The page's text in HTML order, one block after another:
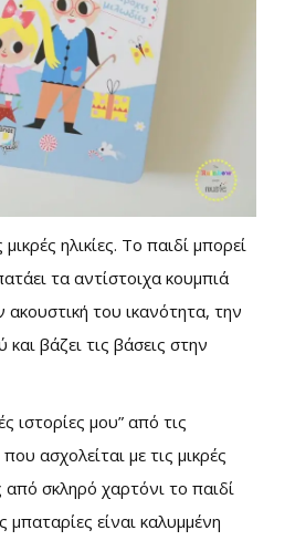
ηλικίες. Το παιδί μπορεί
τα αντίστοιχα κουμπιά
του ικανότητα, την
βάζει τις βάσεις στην
ιστορίες μου” από τις
ασχολείται με τις μικρές
από σκληρό χαρτόνι το παιδί
μπαταρίες είναι καλυμμένη